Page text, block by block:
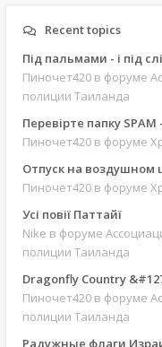
Recent topics
Під пальмами - і під
Пиночет420 в форуме
полиции Таиланда
Перевірте папку
Пиночет420 в форуме
Отпуск на воздушном
Пиночет420 в форуме
Усі повії Паттайї
Nike в форуме
полиции Таиланда
Dragonfly Country
Пиночет420 в форуме
полиции Таиланда
Радужные флаги